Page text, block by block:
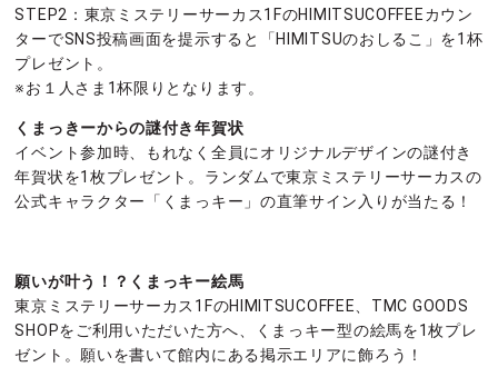
STEP2：東京ミステリーサーカス1FのHIMITSUCOFFEEカウン
ターでSNS投稿画面を提示すると「HIMITSUのおしるこ」を1杯
プレゼント。
※お１人さま1杯限りとなります。
くまっきーからの謎付き年賀状
イベント参加時、もれなく全員にオリジナルデザインの謎付き
年賀状を1枚プレゼント。ランダムで東京ミステリーサーカスの
公式キャラクター「くまっキー」の直筆サイン入りが当たる！
願いが叶う！？くまっキー絵馬
東京ミステリーサーカス1FのHIMITSUCOFFEE、TMC GOODS
SHOPをご利用いただいた方へ、くまっキー型の絵馬を1枚プレ
ゼント。願いを書いて館内にある掲示エリアに飾ろう！